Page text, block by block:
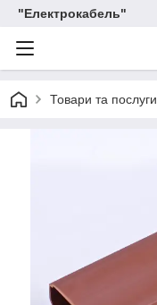
"Електрокабель"
Товари та послуги